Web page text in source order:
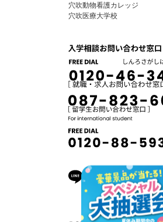
穴吹動物看護カレッジ
穴吹医療大学校